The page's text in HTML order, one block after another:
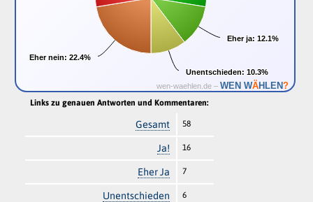
Eher ja: 12.1%
Eher ja: 12.1%
Unentschieden: 10.3%
Unentschieden: 10.3%
Eher nein: 22.4%
Eher nein: 22.4%
wen-waehlen.de – WEN WÄHLEN?
Links zu genauen Antworten und Kommentaren:
Gesamt 58
Ja! 16
Eher Ja 7
Unentschieden 6